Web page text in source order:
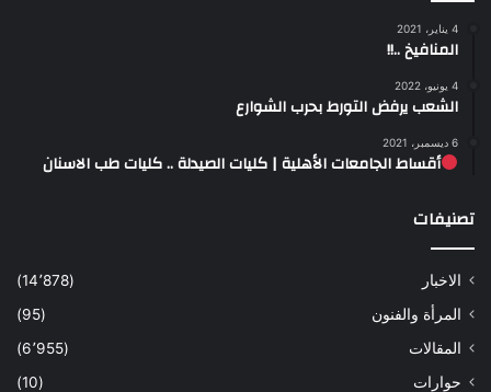
4 يناير، 2021
المنافيخ ..!!
4 يونيو، 2022
الشعب يرفض التورط بحرب الشوارع
6 ديسمبر، 2021
أقساط الجامعات الأهلية | كليات الصيدلة .. كليات طب الاسنان
تصنيفات
الاخبار
(14٬878)
المرأة والفنون
(95)
المقالات
(6٬955)
حوارات
(10)